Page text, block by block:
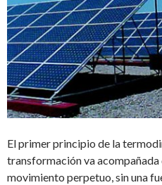
El primer principio de la
transformación va
movimiento perpetuo, sin una